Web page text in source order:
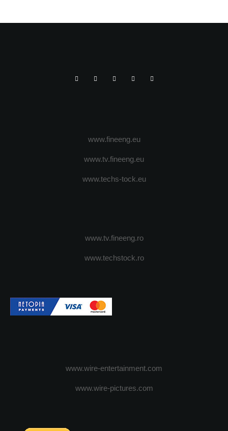
www.fineeng.eu
www.tv.fineeng.eu
www.techs-tock.eu
www.tv.fineeng.ro
www.techstock.ro
www.wire-entertainment.com
www.wire-pictures.com